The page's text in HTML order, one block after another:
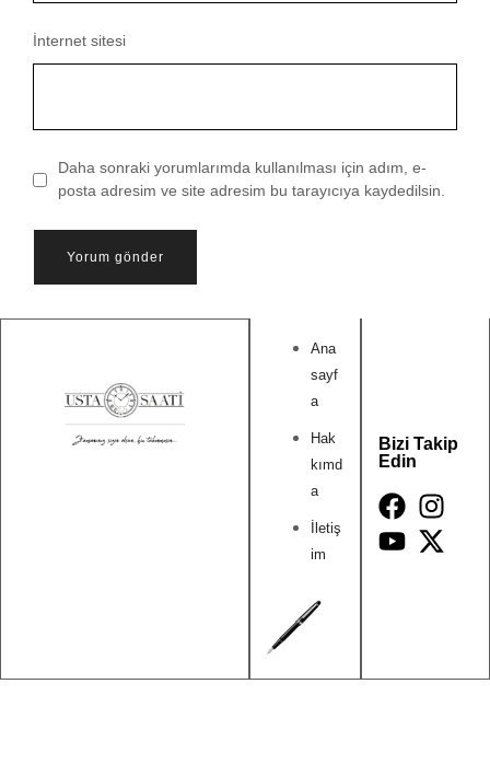
İnternet sitesi
Daha sonraki yorumlarımda kullanılması için adım, e-
posta adresim ve site adresim bu tarayıcıya kaydedilsin.
Ana
sayf
a
Hak
kımd
a
İletiş
im
Bizi Takip
Edin